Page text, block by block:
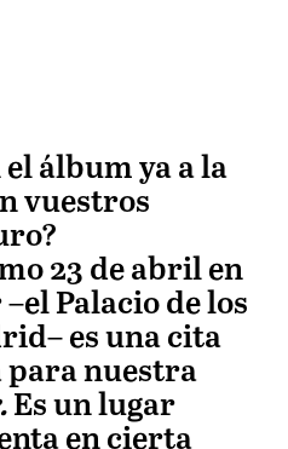
el álbum ya a la
vuestros
23 de abril en
Palacio de los
es una cita
para nuestra
Es un lugar
en cierta